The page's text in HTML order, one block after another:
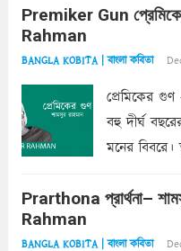
কোথাও কি
Premiker Gun
Rahman
BANGLA KOBITA | বাংলা কবিতা
প্রেমিকের
বহু দীর্ঘ
মনের
একান্ত জরুরি-
Prarthona প্রার্থনা–
Rahman
BANGLA KOBITA | বাংলা কবিতা